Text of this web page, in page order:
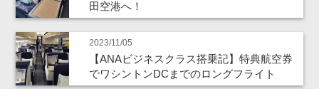
田空港へ！
2023/11/05
【ANAビジネスクラス搭乗記】特典航空券
でワシントンDCまでのロングフライト